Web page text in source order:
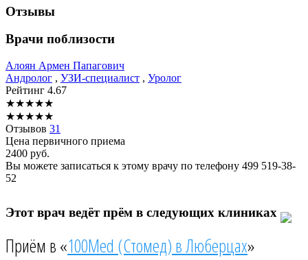
Отзывы
Врачи поблизости
Алоян Армен Папагович
Андролог , УЗИ-специалист , Уролог
Рейтинг 4.67
★★★★★
★★★★★
Отзывов 31
Цена первичного приема
2400 руб.
Вы можете записаться к этому врачу по телефону 499 519-38-
52
Этот врач ведёт прём в следующих клиниках
Приём в «100Med (Стомед) в Люберцах»